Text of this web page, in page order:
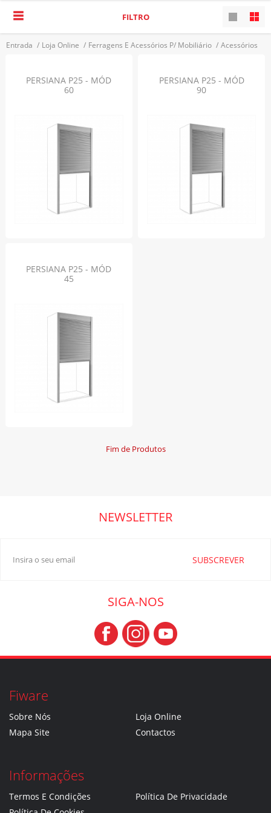
Entrada / Loja Online / Ferragens E Acessórios P/ Mobiliário / Acessórios
FILTRO
PERSIANA P25 - MÓD
60
PERSIANA P25 - MÓD
90
PERSIANA P25 - MÓD
45
Fim de Produtos
NEWSLETTER
SUBSCREVER
SIGA-NOS
Fiware
Sobre Nós
Loja Online
Mapa Site
Contactos
Informações
Termos E Condições
Política De Privacidade